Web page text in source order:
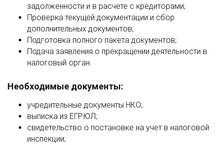
задолженности и в расчете с кредиторами;
Проверка текущей документации и сбор
дополнительных документов;
Подготовка полного пакета документов;
Подача заявления о прекращении деятельности в
налоговый орган.
Необходимые документы:
учредительные документы НКО;
выписка из ЕГРЮЛ;
свидетельство о постановке на учет в налоговой
инспекции;